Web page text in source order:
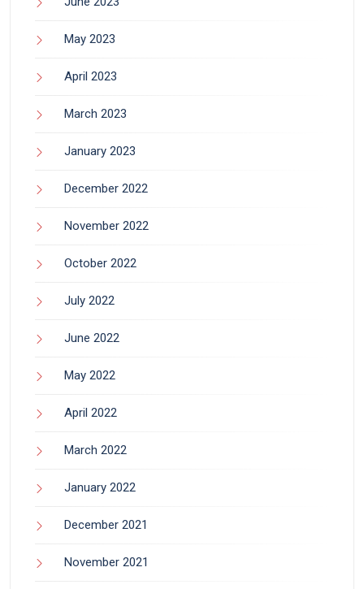
May 2023
April 2023
March 2023
January 2023
December 2022
November 2022
October 2022
July 2022
June 2022
May 2022
April 2022
March 2022
January 2022
December 2021
November 2021